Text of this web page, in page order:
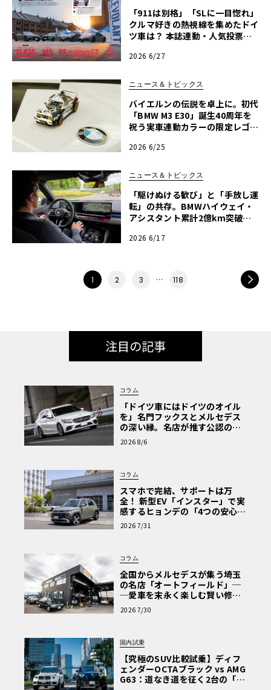
「911は別格」「SLに一目惚れ」
クルマ好きの熱視線を集めたドイ
ツ車は？ 本誌連動・人気投票レ
ト2026横浜】
2026 6/27
ニュース＆トピックス
バイエルンの伝説を卓上に。初代
「BMW M3 E30」誕生40周年を
祝う実車連動カラーの限定レゴが
2026 6/25
ニュース＆トピックス
「駆けぬける歓び」と「手放し運
転」の共存。BMWハイウェイ・
アシスタント累計2億km突破、
2026 6/17
1 2 3 … 118
注目の記事
コラム
「ドイツ車にはドイツのオイル
を」名門フックスとメルセデス
の深い縁。名店が推す公認の安
心と、Cクラスで味わうシルキー
な走り〈PR〉
2026 8/6
コラム
スマホで完結、サポートは万
全！ 新型EV「インスター」で実
感するヒョンデの「4つの安心」
【第1回・ヒョンデ6つの疑問：
Why? Hyundai?】〈PR〉
2026 7/31
コラム
全国からメルセデスが集う埼玉
の名店「オートフィールド」─
─愛車を末永く楽しむ賢い修理
術と、プロがフックス製オイル
を選ぶ理由〈PR〉
2026 7/30
国内試乗
【究極のSUV比較試乗】ディフ
ェンダーOCTAブラック vs AMG
G63：道なき道を征く2台の「対